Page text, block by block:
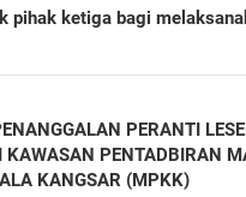
pihak ketiga bagi
PERANTI
KAWASAN PENTADBIRAN
KANGSAR (MPKK)